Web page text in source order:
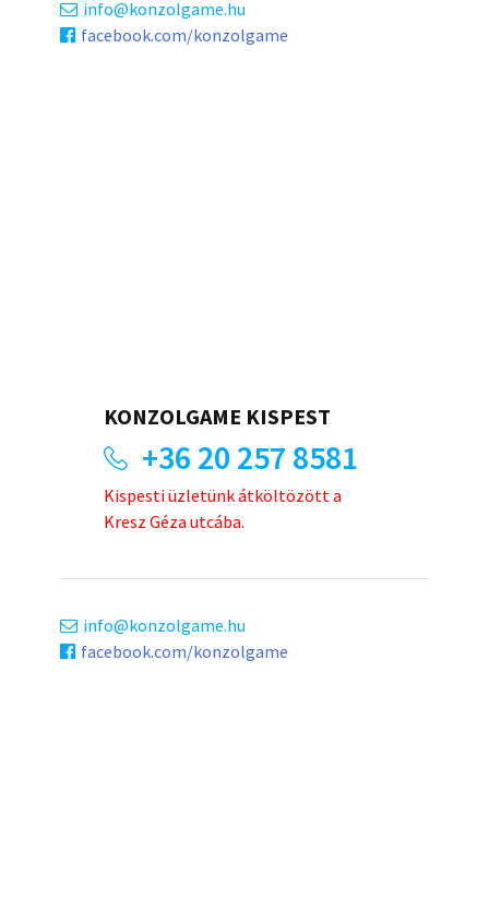
info
konzolgame.hu
facebook.com/konzolgame
KONZOLGAME KISPEST
+36 20 257 8581
Kispesti üzletünk átköltözött a
Kresz Géza utcába.
info
konzolgame.hu
facebook.com/konzolgame